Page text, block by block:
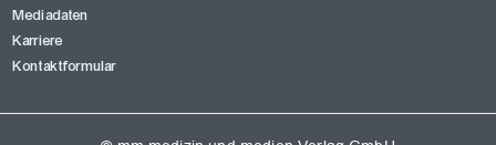
Mediadaten
Karriere
Kontaktformular